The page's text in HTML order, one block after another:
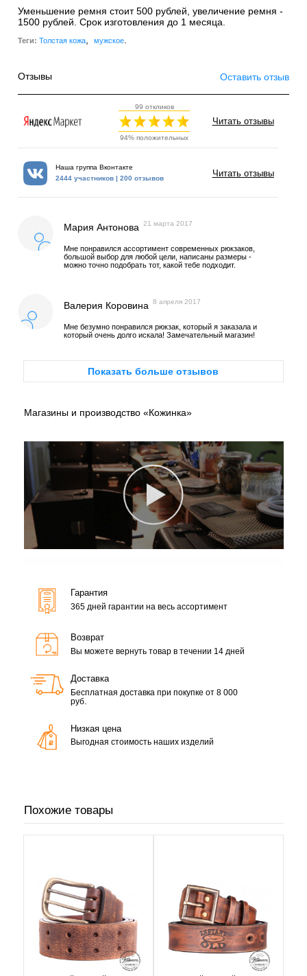
Уменьшение ремня стоит 500 рублей, увеличение ремня -
1500 рублей. Срок изготовления до 1 месяца.
Теги: Толстая кожа, мужское.
Отзывы Оставить отзыв
99 откликов
94% положительных
Читать отзывы
Наша группа Вконтакте
2444 участников | 200 отзывов
Читать отзывы
Мария Антонова 21 марта 2017
Мне понравился ассортимент современных рюкзаков,
большой выбор для любой цели, написаны размеры -
можно точно подобрать тот, какой тебе подходит.
Валерия Коровина 8 апреля 2017
Мне безумно понравился рюкзак, который я заказала и
который очень долго искала! Замечательный магазин!
Показать больше отзывов
Магазины и производство «Кожинка»
Гарантия
365 дней гарантии на весь ассортимент
Возврат
Вы можете вернуть товар в течении 14 дней
Доставка
Бесплатная доставка при покупке от 8 000
руб.
Низкая цена
Выгодная стоимость наших изделий
Похожие товары